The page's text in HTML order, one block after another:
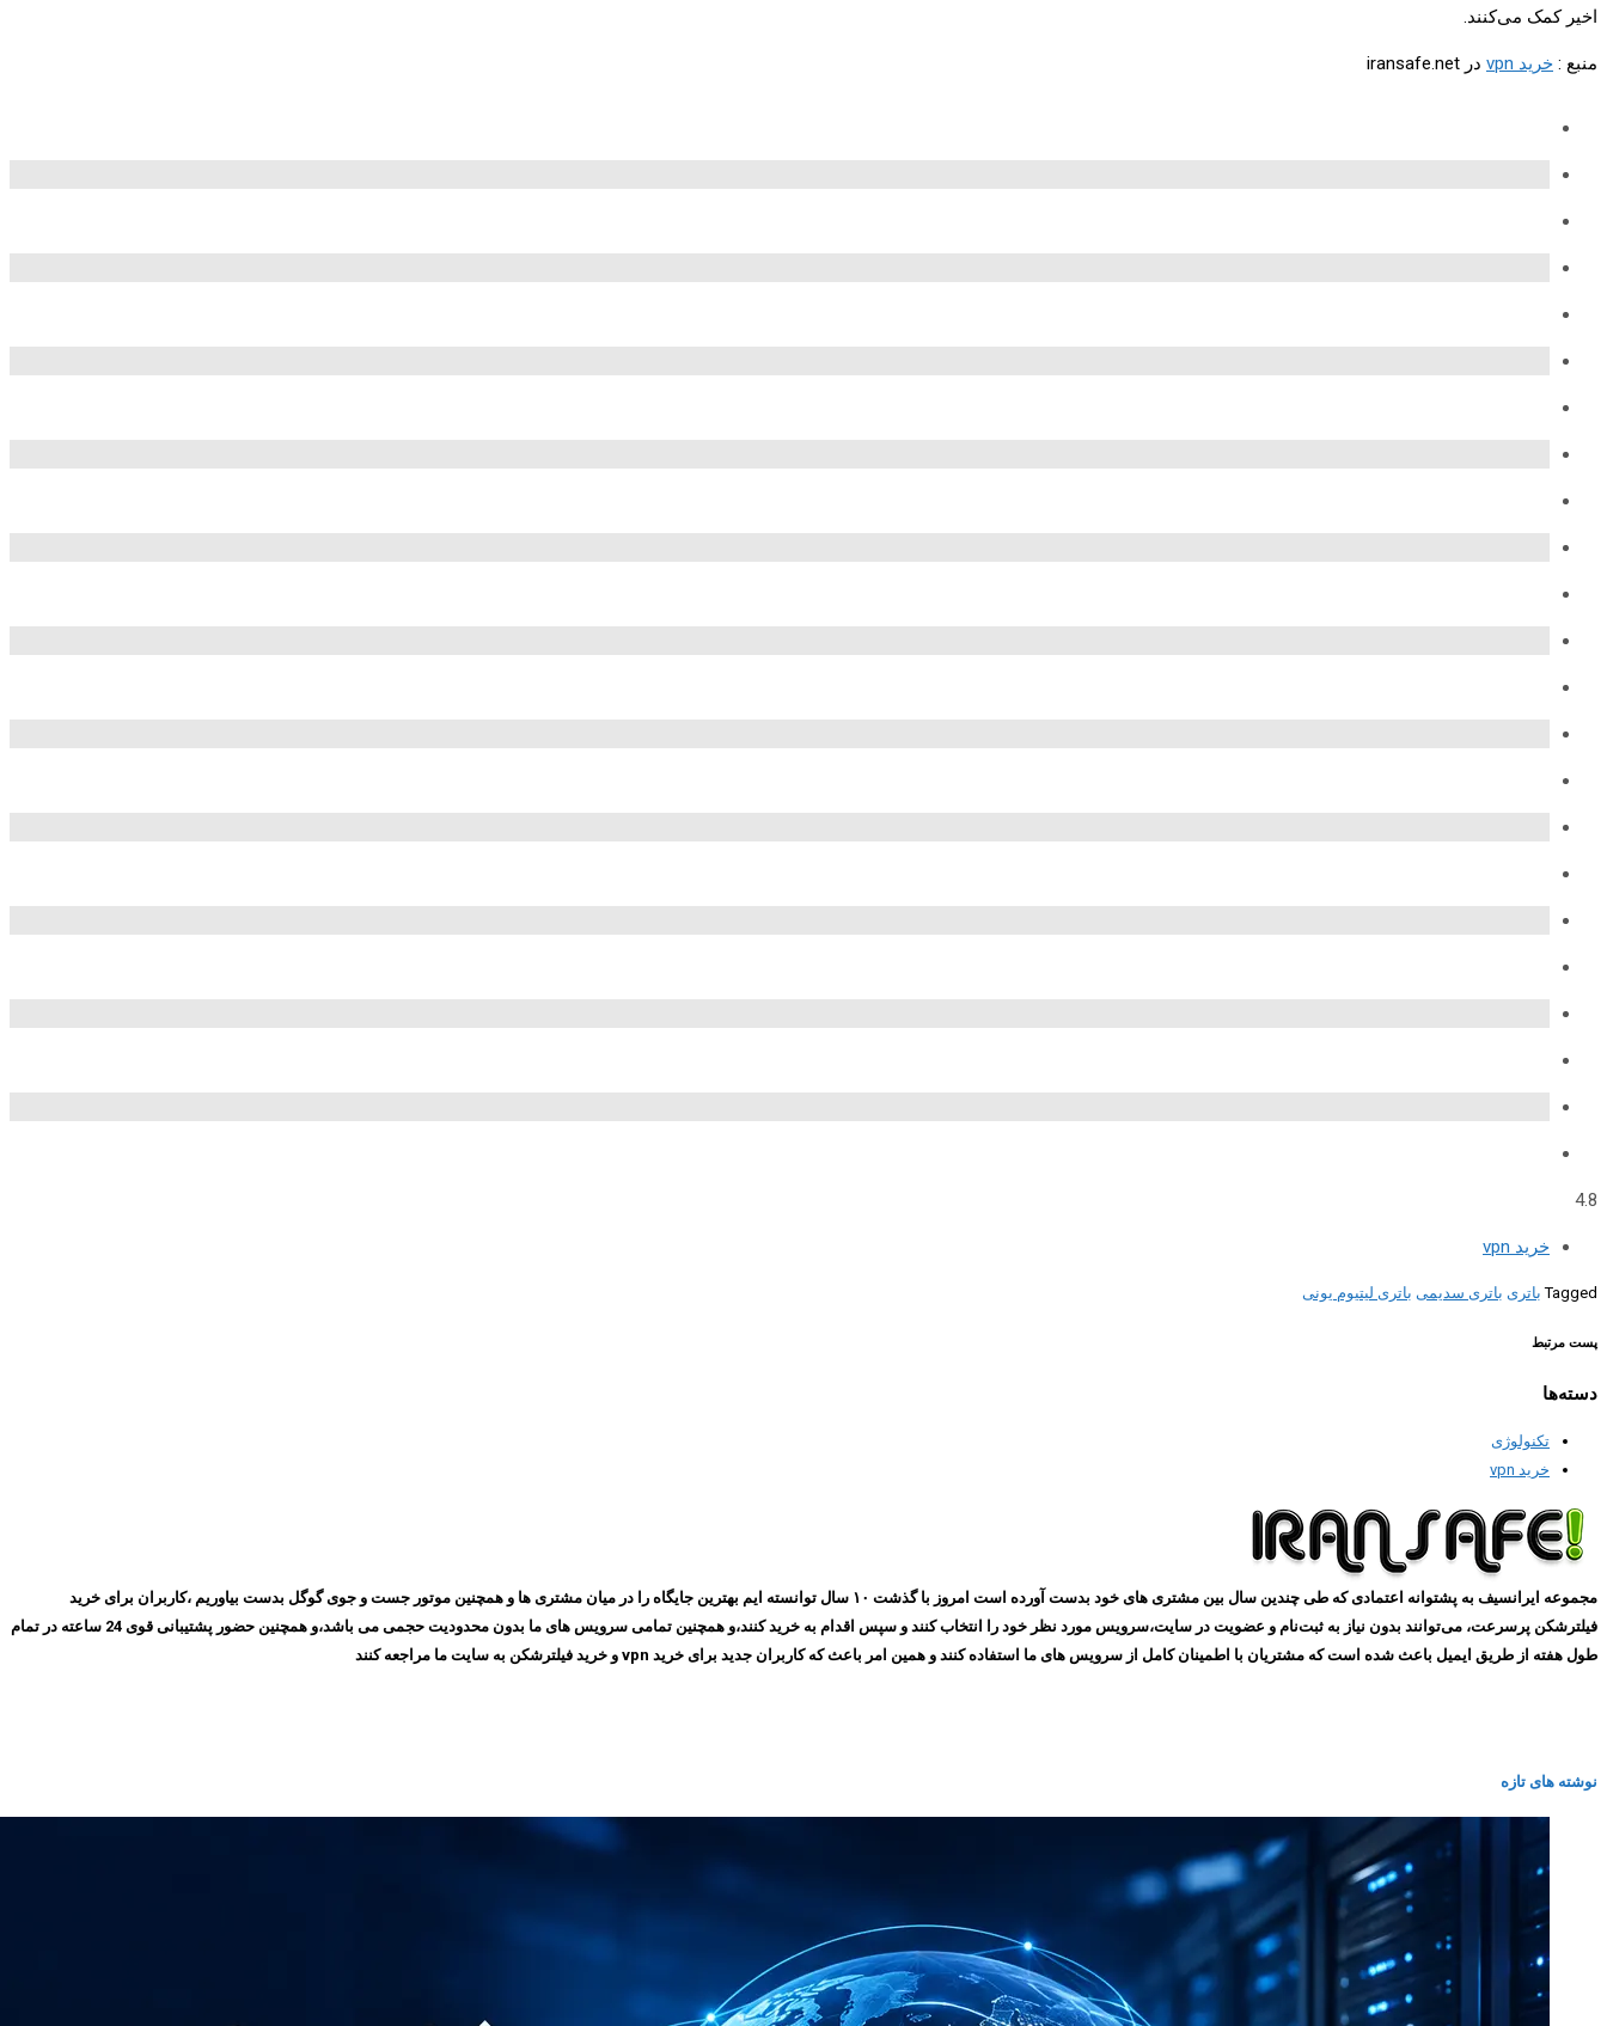
اخیر کمک می‌کنند.
منبع : خرید vpn در iransafe.net
4.8
خرید vpn
Tagged باتری باتری سدیمی باتری لیتیوم یونی
پست مرتبط
دسته‌ها
تکنولوژی
خرید vpn
مجموعه ایرانسیف به پشتوانه اعتمادی که طی چندین سال بین مشتری های خود بدست آورده است امروز با گذشت ۱۰ سال توانسته ایم بهترین جایگاه را در میان مشتری ها و همچنین موتور جست و جوی گوگل بدست بیاوریم ،کاربران برای خرید
فیلترشکن پرسرعت، می‌توانند بدون نیاز به ثبت‌نام و عضویت در سایت،سرویس مورد نظر خود را انتخاب کنند و سپس اقدام به خرید کنند،و همچنین تمامی سرویس های ما بدون محدودیت حجمی می باشد،و همچنین حضور پشتیبانی قوی 24 ساعته در تمام
طول هفته از طریق ایمیل باعث شده است که مشتریان با اطمینان کامل از سرویس های ما استفاده کنند و همین امر باعث که کاربران جدید برای خرید vpn و خرید فیلترشکن به سایت ما مراجعه کنند
نوشته های تازه